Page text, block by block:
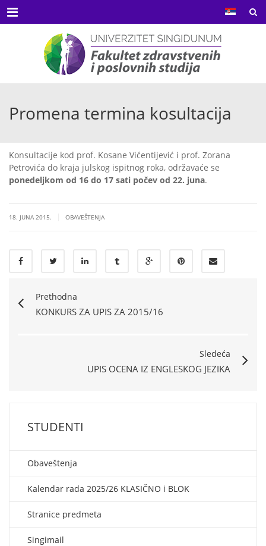
Menu
Promena termina kosultacija
Konsultacije kod prof. Kosane Vićentijević i prof. Zorana
Petrovića do kraja julskog ispitnog roka, održavaće se
ponedeljkom od 16 do 17 sati počev od 22. juna.
18. JUNA 2015. OBAVEŠTENJA
Prethodna
KONKURS ZA UPIS ZA 2015/16
Sledeća
UPIS OCENA IZ ENGLESKOG JEZIKA
STUDENTI
Obaveštenja
Kalendar rada 2025/26 KLASIČNO i BLOK
Stranice predmeta
Singimail